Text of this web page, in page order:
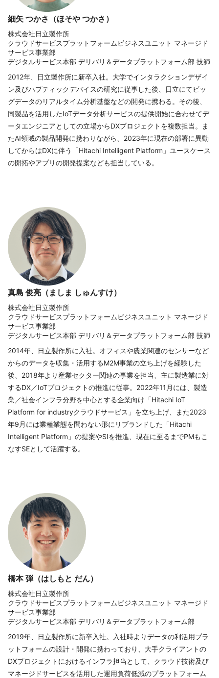
細矢 つかさ（ほそや つかさ）
株式会社日立製作所
クラウドサービスプラットフォームビジネスユニット マネージド
サービス事業部
デジタルサービス本部 デリバリ＆データプラットフォーム部 技師
2012年、日立製作所に新卒入社。大学でインタラクションデザイ
ン及びハプティックデバイスの研究に従事した後、日立にてビッ
グデータのリアルタイム分析基盤などの開発に携わる。その後、
同製品を活用したIoTデータ分析サービスの提供開始に合わせてデ
ータエンジニアとしての立場からDXプロジェクトを複数担当。ま
たAI領域の製品開発に携わりながら、2023年に現在の部署に異動
してからはDXに伴う「Hitachi Intelligent Platform」ユースケース
の開拓やアプリの開発提案なども担当している。
真島 俊亮（ましま しゅんすけ）
株式会社日立製作所
クラウドサービスプラットフォームビジネスユニット マネージド
サービス事業部
デジタルサービス本部 デリバリ＆データプラットフォーム部 技師
2014年、日立製作所に入社。オフィスや農業関連のセンサーなど
からのデータを収集・活用するM2M事業の立ち上げを経験した
後、2018年より産業セクター関連の事業を担当、主に製造業に対
するDX／IoTプロジェクトの推進に従事。2022年11月には、製造
業／社会インフラ分野を中心とする企業向け「Hitachi IoT
Platform for industryクラウドサービス」を立ち上げ、また2023
年9月には業種業態を問わない形にリブランドした「Hitachi
Intelligent Platform」の提案やSIを推進、現在に至るまでPMもこ
なすSEとして活躍する。
橋本 弾（はしもと だん）
株式会社日立製作所
クラウドサービスプラットフォームビジネスユニット マネージド
サービス事業部
デジタルサービス本部 デリバリ＆データプラットフォーム部
2019年、日立製作所に新卒入社。入社時よりデータの利活用プラ
ットフォームの設計・開発に携わっており、大手クライアントの
DXプロジェクトにおけるインフラ担当として、クラウド技術及び
マネージドサービスを活用した運用負荷低減のプラットフォーム